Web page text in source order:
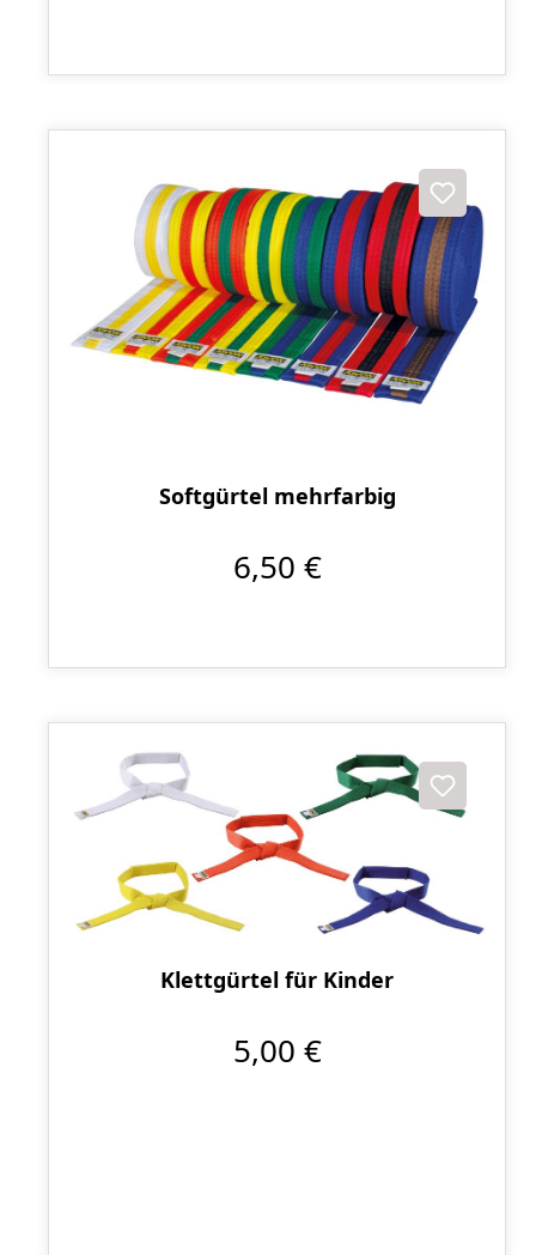
Softgürtel mehrfarbig
6,50 €
Klettgürtel für Kinder
5,00 €